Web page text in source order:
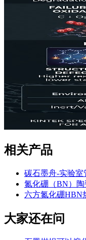
相关产品
碳石墨舟-实验室
氮化硼（BN）陶
六方氮化硼HBN
大家还在问